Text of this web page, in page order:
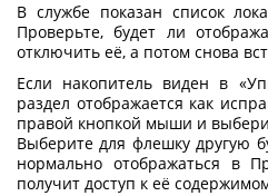
В службе показан список
Проверьте, будет ли
отключить её, а потом снова
Если накопитель виден в
раздел отображается как
правой кнопкой мыши и
Выберите для флешку другую
нормально отображаться в
получит доступ к её